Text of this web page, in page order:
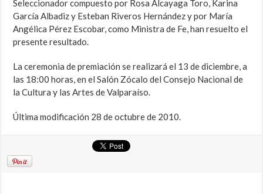
Seleccionador compuesto por Rosa Alcayaga Toro, Karina
García Albadiz y Esteban Riveros Hernández y por María
Angélica Pérez Escobar, como Ministra de Fe, han resuelto el
presente resultado.
La ceremonia de premiación se realizará el 13 de diciembre, a
las 18:00 horas, en el Salón Zócalo del Consejo Nacional de
la Cultura y las Artes de Valparaíso.
Última modificación 28 de octubre de 2010.